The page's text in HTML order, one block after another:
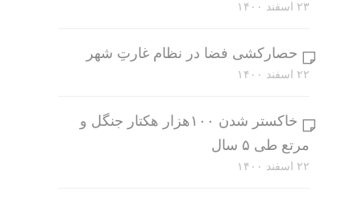
۲۳ اسفند ۱۴۰۰
حصارکشی فضا در نظام غارتِ شهر
۲۲ اسفند ۱۴۰۰
خاکستر شدن ۱۰۰هزار هکتار جنگل و
مرتع طی ۵ سال
۲۲ اسفند ۱۴۰۰